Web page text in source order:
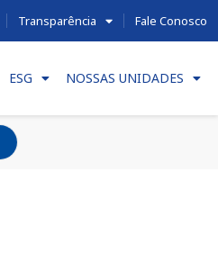
Transparência Fale Conosco
ESG NOSSAS UNIDADES